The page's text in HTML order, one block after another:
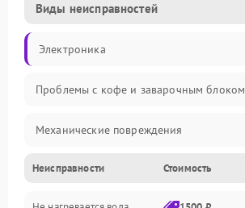
Виды неисправностей
Электроника
Проблемы с кофе и заварочным блоком
Механические повреждения
Прочие неисправности
Неисправности Стоимость